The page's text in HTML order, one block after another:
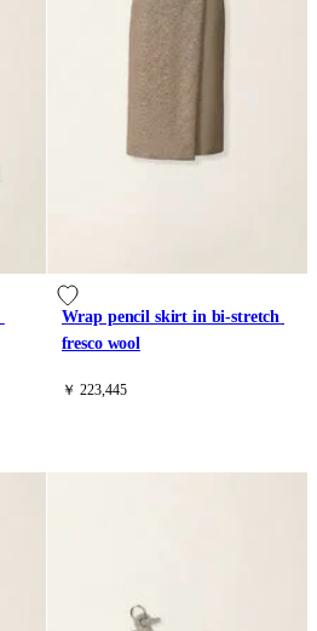
Wrap pencil skirt in bi-stretch
fresco wool
￥ 223,445